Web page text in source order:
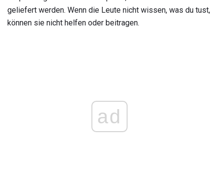
geliefert werden. Wenn die Leute nicht wissen, was du tust,
können sie nicht helfen oder beitragen.
ad